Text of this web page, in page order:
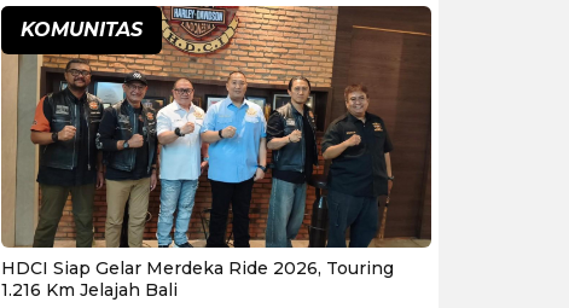
KOMUNITAS
HDCI Siap Gelar Merdeka Ride 2026, Touring
1.216 Km Jelajah Bali